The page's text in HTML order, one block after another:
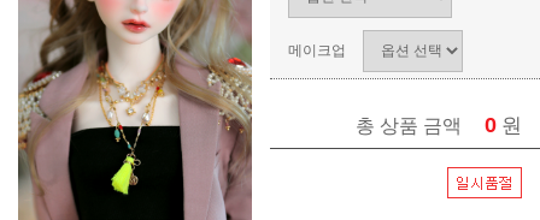
메이크업
총 상품 금액 0 원